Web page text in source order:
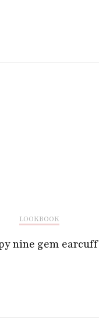
LOOKBOOK
nine gem earcuff